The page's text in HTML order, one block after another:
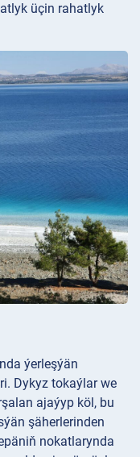
üçin rahatlyk
ýerleşýän
Dykyz tokaýlar we
ajaýyp köl, bu
şäherlerinden
nokatlarynda